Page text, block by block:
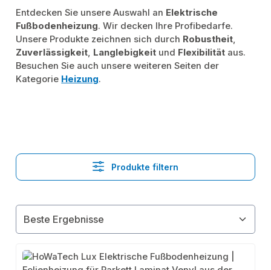
Entdecken Sie unsere Auswahl an Elektrische
Fußbodenheizung. Wir decken Ihre Profibedarfe.
Unsere Produkte zeichnen sich durch Robustheit,
Zuverlässigkeit, Langlebigkeit und Flexibilität aus.
Besuchen Sie auch unsere weiteren Seiten der
Kategorie Heizung.
Produkte filtern